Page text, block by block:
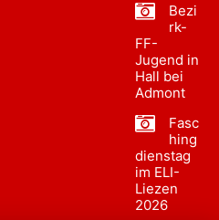
Bezi
rk-
FF-
Jugend in
Hall bei
Admont
Fasc
hing
dienstag
im ELI-
Liezen
2026